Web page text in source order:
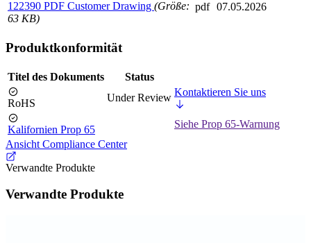
122390 PDF Customer Drawing (Größe:
63 KB)
pdf 07.05.2026
Produktkonformität
Titel des Dokuments Status
RoHS Under Review Kontaktieren Sie uns
Kalifornien Prop 65
Siehe Prop 65-Warnung
Ansicht Compliance Center
Verwandte Produkte
Verwandte Produkte